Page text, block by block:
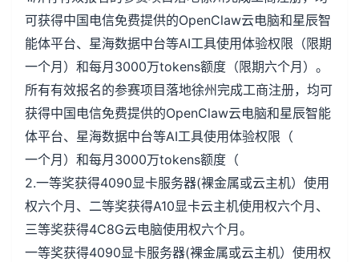
可获得中国电信免费提供的OpenClaw云电脑和星辰智
能体平台、星海数据中台等AI工具使用体验权限（限期
一个月）和每月3000万tokens额度（限期六个月）。
所有有效报名的参赛项目落地徐州完成工商注册，均可
获得中国电信免费提供的OpenClaw云电脑和星辰智能
体平台、星海数据中台等AI工具使用体验权限（
一个月）和每月3000万tokens额度（
2.一等奖获得4090显卡服务器(裸金属或云主机）使用
权六个月、二等奖获得A10显卡云主机使用权六个月、
三等奖获得4C8G云电脑使用权六个月。
一等奖获得4090显卡服务器(裸金属或云主机）使用权